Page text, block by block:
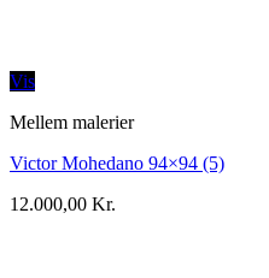
Vis
Mellem malerier
Victor Mohedano 94×94 (5)
12.000,00 Kr.